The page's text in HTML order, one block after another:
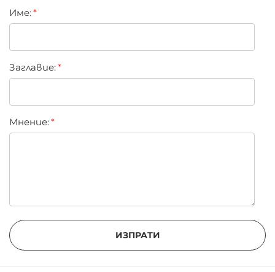
star
stars
stars
stars
stars
Име:
Заглавиe:
Мнение:
ИЗПРАТИ